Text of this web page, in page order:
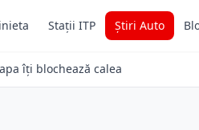
Stații ITP Știri Auto
îți blochează calea